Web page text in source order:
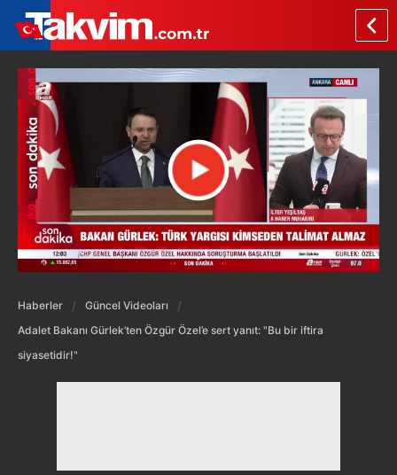
Haberler
Güncel Videoları
Adalet Bakanı Gürlek’ten Özgür Özel’e sert yanıt: "Bu bir iftira
siyasetidir!"